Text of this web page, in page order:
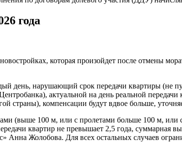
года
которая произойдет после отмены
день, нарушающий срок передачи квартиры (не
актуальной на день реальной
страны), компенсации будут вдвое больше,
(выше 100 м, или с пролетами больше 100 м, или
квартир не превышает 2,5 года,
Анна Жолобова. Для всех остальных случаев